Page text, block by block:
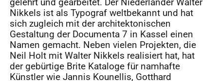
gelehrt und gearbeitet. Der Niederländer Walter
Nikkels ist als Typograf weltbekannt und hat
sich zugleich mit der architektonischen
Gestaltung der Documenta 7 in Kassel einen
Namen gemacht. Neben vielen Projekten, die
Neil Holt mit Walter Nikkels realisiert hat, hat
der gebürtige Brite Kataloge für namhafte
Künstler wie Jannis Kounellis, Gotthard